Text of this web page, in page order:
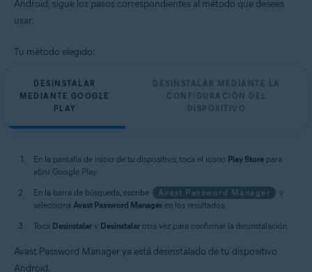
Android, sigue los pasos correspondientes al método que desees
usar:
Tu método elegido:
DESINSTALAR
MEDIANTE GOOGLE
PLAY
DESINSTALAR MEDIANTE LA
CONFIGURACIÓN DEL
DISPOSITIVO
En la pantalla de inicio de tu dispositivo, toca el icono Play Store para
abrir Google Play.
En la barra de búsqueda, escribe
Avast Password Manager
y
selecciona Avast Password Manager en los resultados.
Toca Desinstalar y Desinstalar otra vez para confirmar la desinstalación.
Avast Password Manager ya está desinstalado de tu dispositivo
Android.